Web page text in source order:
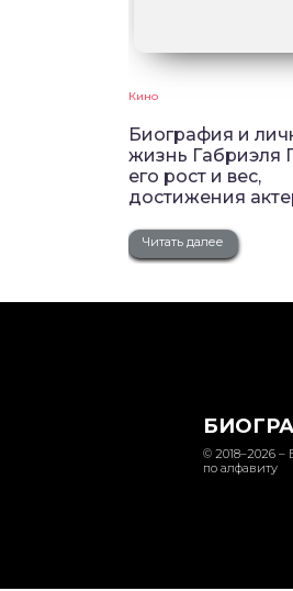
Кино
Биография и
жизнь Габриэля
его рост и вес,
достижения
Читать далее
© 2018–2026 –
по алфавиту